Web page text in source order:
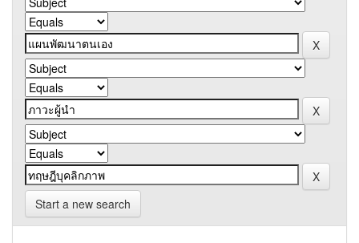
Start a new search